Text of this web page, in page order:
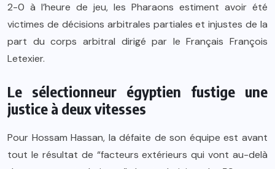
2-0 à l’heure de jeu, les Pharaons estiment avoir été
victimes de décisions arbitrales partiales et injustes de la
part du corps arbitral dirigé par le Français François
Letexier.
Le sélectionneur égyptien fustige une
justice à deux vitesses
Pour Hossam Hassan, la défaite de son équipe est avant
tout le résultat de “facteurs extérieurs qui vont au-delà